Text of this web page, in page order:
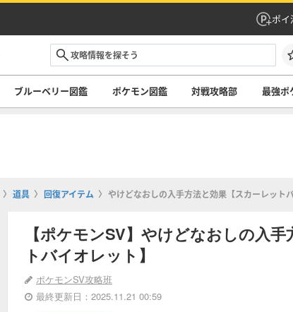
ポイ
ブルーベリー図鑑 ポケモン図鑑 対戦攻略部 最強ポ
道具 回復アイテム やけどなおしの入手方法と効果【スカーレット
【ポケモンSV】やけどなおしの入
トバイオレット】
ポケモンSV攻略班
最終更新日：2025.11.21 00:59